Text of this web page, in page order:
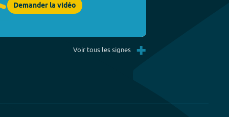
Demander la vidéo
Voir tous les signes +